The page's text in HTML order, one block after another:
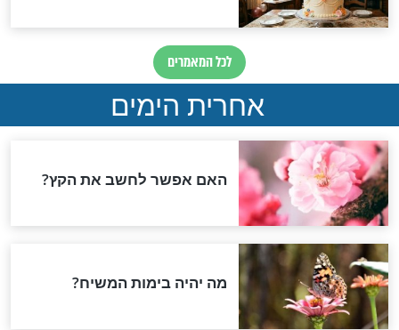
זה הזמן שבו
אלינו
יום כיפור
תשובה
חדשות יהדות